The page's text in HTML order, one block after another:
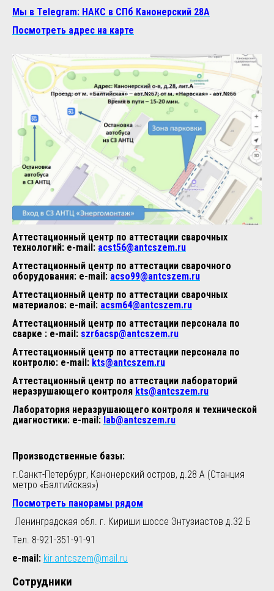
Мы в Telegram: НАКС в СПб Канонерский 28А
Посмотреть адрес на карте
Аттестационный центр по аттестации сварочных
технологий: e-mail: acst56@antcszem.ru
Аттестационный центр по аттестации сварочного
оборудования: e-mail: acso99@antcszem.ru
Аттестационный центр по аттестации сварочных
материалов: e-mail: acsm64@antcszem.ru
Аттестационный центр по аттестации персонала по
сварке : e-mail: szr6acsp@antcszem.ru
Аттестационный центр по аттестации персонала по
контролю: e-mail: kts@antcszem.ru
Аттестационный центр по аттестации лабораторий
неразрушающего контроля kts@antcszem.ru
Лаборатория неразрушающего контроля и технической
диагностики: e-mail: lab@antcszem.ru
Производственные базы:
г.Санкт-Петербург, Канонерский остров, д.28 А (Станция
метро «Балтийская»)
Посмотреть панорамы рядом
Ленинградская обл. г. Кириши шоссе Энтузиастов д.32 Б
Тел. 8-921-351-91-91
e-mail: kir.antcszem@mail.ru
Сотрудники